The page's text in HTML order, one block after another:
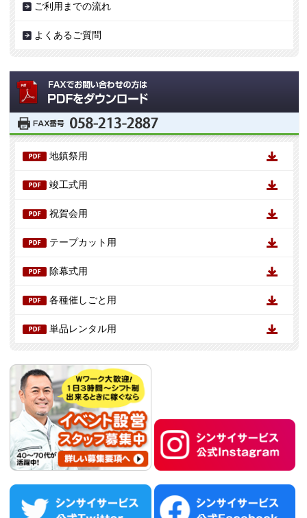
ご利用までの流れ
よくあるご質問
地鎮祭用
竣工式用
祝賀会用
テープカット用
除幕式用
各種催しごと用
単品レンタル用